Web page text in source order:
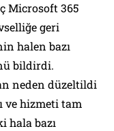
Microsoft 365
geri
halen bazı
bildirdi.
neden düzeltildi
ve hizmeti tam
hala bazı